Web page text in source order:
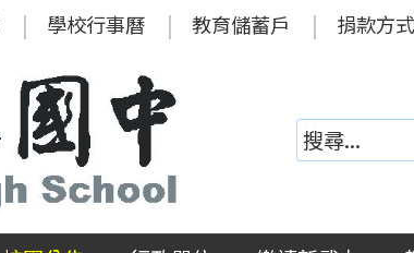
學校行事曆 教育儲蓄戶 捐款方式